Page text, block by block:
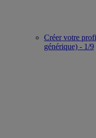
Créer votre
générique) - 1/9